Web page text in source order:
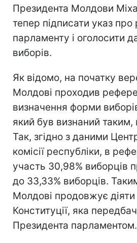
Президента Молдови
тепер підписати указ про
парламенту і оголосити
виборів.
Як відомо, на початку
Молдові проходив
визначення форми
який був визнаний таким,
Так, згідно з даними
комісії республіки, в
участь 30,98% виборців
до 33,33% виборців.
Молдові продовжує діяти
Конституції, яка
Президента парламентом.